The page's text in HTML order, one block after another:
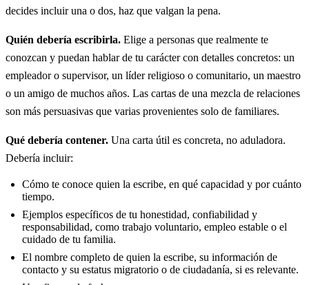
decides incluir una o dos, haz que valgan la pena.
Quién debería escribirla. Elige a personas que realmente te
conozcan y puedan hablar de tu carácter con detalles concretos: un
empleador o supervisor, un líder religioso o comunitario, un maestro
o un amigo de muchos años. Las cartas de una mezcla de relaciones
son más persuasivas que varias provenientes solo de familiares.
Qué debería contener. Una carta útil es concreta, no aduladora.
Debería incluir:
Cómo te conoce quien la escribe, en qué capacidad y por cuánto
tiempo.
Ejemplos específicos de tu honestidad, confiabilidad y
responsabilidad, como trabajo voluntario, empleo estable o el
cuidado de tu familia.
El nombre completo de quien la escribe, su información de
contacto y su estatus migratorio o de ciudadanía, si es relevante.